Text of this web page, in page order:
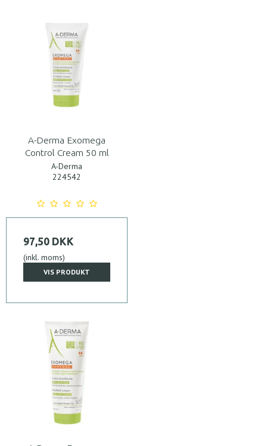
A-Derma Exomega
Control Cream 50 ml
A-Derma
224542
97,50 DKK
(inkl. moms)
VIS PRODUKT